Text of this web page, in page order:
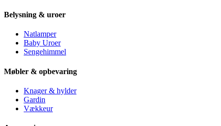
Belysning & uroer
Natlamper
Baby Uroer
Sengehimmel
Møbler & opbevaring
Knager & hylder
Gardin
Vækkeur